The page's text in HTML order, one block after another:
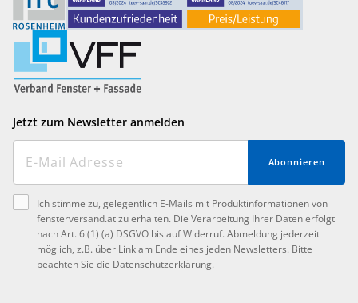
Jetzt zum Newsletter anmelden
Abonnieren
Ich stimme zu, gelegentlich E-Mails mit Produktinformationen von
fensterversand.at zu erhalten. Die Verarbeitung Ihrer Daten erfolgt
nach Art. 6 (1) (a) DSGVO bis auf Widerruf. Abmeldung jederzeit
möglich, z.B. über Link am Ende eines jeden Newsletters. Bitte
beachten Sie die Datenschutzerklärung.